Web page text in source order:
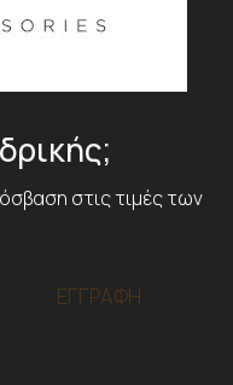
στις τιμές των
ΕΓΓΡΑΦΗ